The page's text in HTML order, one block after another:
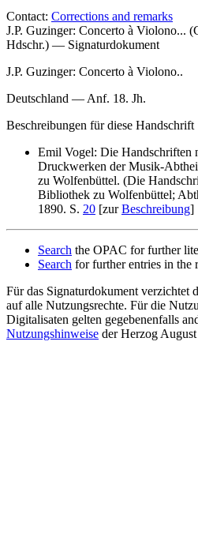
Contact: Corrections and remarks
J.P. Guzinger: Concerto à Violono...
Hdschr.) — Signaturdokument
J.P. Guzinger: Concerto à Violono..
Deutschland — Anf. 18. Jh.
Beschreibungen für diese Handschrift
Emil Vogel: Die Handschriften
Druckwerken der Musik-
zu Wolfenbüttel. (Die
Bibliothek zu Wolfenbüttel;
1890. S. 20 [zurBeschreibung]
Search the OPAC for further
Search for further entries in the
Für das Signaturdokument verzichtet
auf alle Nutzungsrechte. Für die
Digitalisaten gelten gegebenenfalls
Nutzungshinweise der Herzog